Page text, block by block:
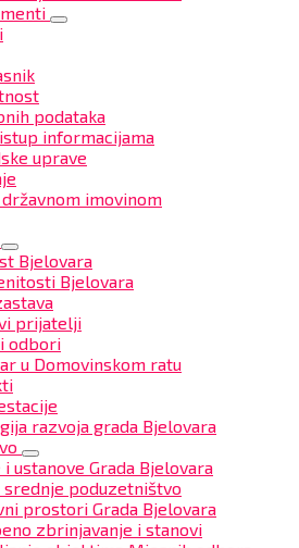
podataka
informacijama
uprave
imovinom
Bjelovara
Bjelovara
prijatelji
odbori
u Domovinskom ratu
razvoja grada Bjelovara
ustanove Grada Bjelovara
srednje poduzetništvo
prostori Grada Bjelovara
zbrinjavanje i stanovi